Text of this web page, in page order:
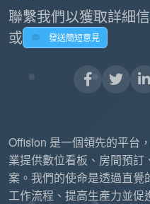
聯繫我們以獲取詳細信
或
發送簡短意見
Offision 是一個領先的平台
業提供數位看板、房間預
案。我們的使命是透過直
工作流程、提高生產力並促